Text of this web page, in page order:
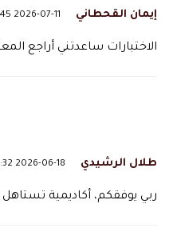
إيمان القحطاني 2026-07-11 6:45 م
الاختبارات ساعدتني أراجع
طلال الرشيدي 2026-06-18 12:32 ص
ربي يوفقكم، أكاديمية